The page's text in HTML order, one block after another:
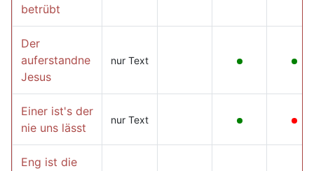
betrübt
Der
auferstandne
Jesus
nur Text
Einer ist's der
nie uns lässt
nur Text
Eng ist die